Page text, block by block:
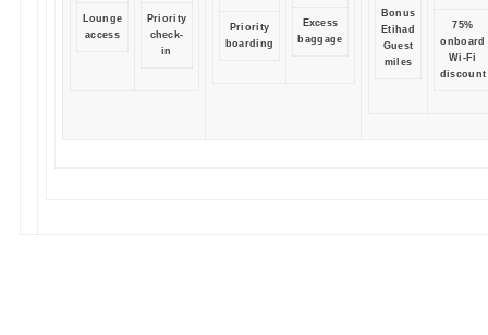
Lounge
access
Priority
check-
in
Priority
boarding
Excess
baggage
Bonus
Etihad
Guest
miles
75%
onboard
Wi-Fi
discount